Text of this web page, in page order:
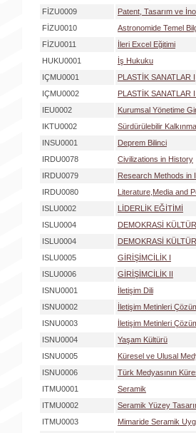
FİZU0009
Patent, Tasarım ve
FİZU0010
Astronomide Temel
FİZU0011
İleri Excel Eğitimi
HUKU0001
İş Hukuku
IÇMU0001
PLASTİK SANATLAR I
IÇMU0002
PLASTİK SANATLAR
IEU0002
Kurumsal Yönetime
IKTU0002
Sürdürülebilir Kalkınma
INSU0001
Deprem Bilinci
IRDU0078
Civilizations in History
IRDU0079
Research Methods in
IRDU0080
Literature,Media and
ISLU0002
LİDERLİK EĞİTİMİ
ISLU0004
DEMOKRASİ
ISLU0004
DEMOKRASİ
ISLU0005
GİRİŞİMCİLİK I
ISLU0006
GİRİŞİMCİLİK II
ISNU0001
İletişim Dili
ISNU0002
İletişim Metinleri
ISNU0003
İletişim Metinleri
ISNU0004
Yaşam Kültürü
ISNU0005
Küresel ve Ulusal
ISNU0006
Türk Medyasının
ITMU0001
Seramik
ITMU0002
Seramik Yüzey
ITMU0003
Mimaride Seramik